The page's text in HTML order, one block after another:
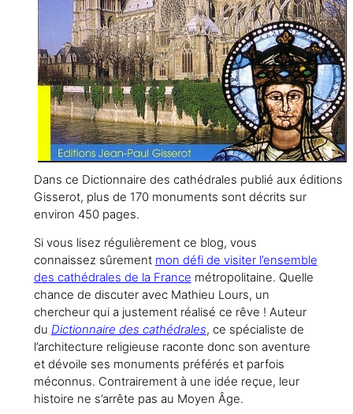
Dans ce Dictionnaire des cathédrales publié aux éditions
Gisserot, plus de 170 monuments sont décrits sur
environ 450 pages.
Si vous lisez régulièrement ce blog, vous
connaissez sûrement mon défi de visiter l’ensemble
des cathédrales de la France métropolitaine. Quelle
chance de discuter avec Mathieu Lours, un
chercheur qui a justement réalisé ce rêve ! Auteur
du Dictionnaire des cathédrales, ce spécialiste de
l’architecture religieuse raconte donc son aventure
et dévoile ses monuments préférés et parfois
méconnus. Contrairement à une idée reçue, leur
histoire ne s’arrête pas au Moyen Âge.